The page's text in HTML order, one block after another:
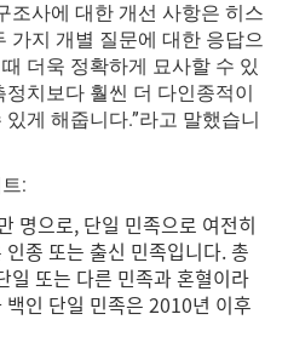
조사에 대한 개선 사항은 히스
가지 개별 질문에 대한 응답으
더욱 정확하게 묘사할 수 있
치보다 훨씬 더 다인종적이
게 해줍니다.”라고 말했습니
:
명으로, 단일 민족으로 여전히
종 또는 출신 민족입니다. 총
일 또는 다른 민족과 혼혈이라
인 단일 민족은 2010년 이후